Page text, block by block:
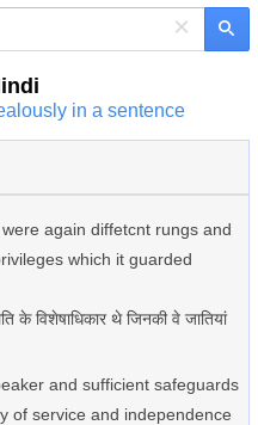
×
in a sentence
again diffetcnt rungs and
which it guarded
के विशेषाधिकार थे जिनकी वे जातियां
and sufficient safeguards
of service and independence